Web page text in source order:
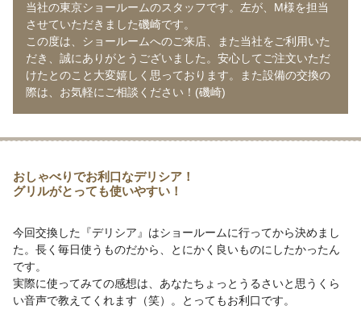
当社の東京ショールームのスタッフです。左が、M様を担当
させていただきました磯崎です。
この度は、ショールームへのご来店、また当社をご利用いた
だき、誠にありがとうございました。安心してご注文いただ
けたとのこと大変嬉しく思っております。また設備の交換の
際は、お気軽にご相談ください！(磯崎)
おしゃべりでお利口なデリシア！
グリルがとっても使いやすい！
今回交換した『デリシア』はショールームに行ってから決めまし
た。長く毎日使うものだから、とにかく良いものにしたかったん
です。
実際に使ってみての感想は、あなたちょっとうるさいと思うくら
い音声で教えてくれます（笑）。とってもお利口です。